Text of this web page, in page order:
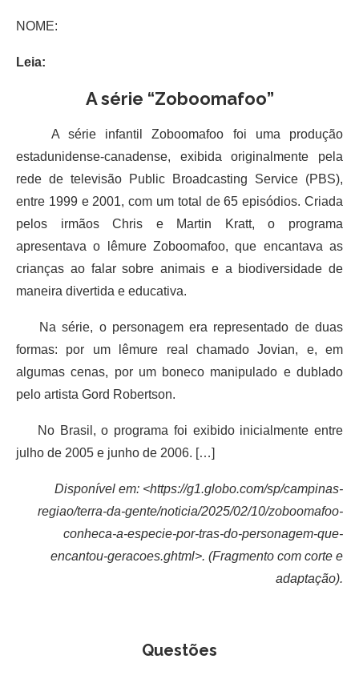
NOME:
Leia:
A série “Zoboomafoo”
A série infantil Zoboomafoo foi uma produção
estadunidense-canadense, exibida originalmente pela
rede de televisão Public Broadcasting Service (PBS),
entre 1999 e 2001, com um total de 65 episódios. Criada
pelos irmãos Chris e Martin Kratt, o programa
apresentava o lêmure Zoboomafoo, que encantava as
crianças ao falar sobre animais e a biodiversidade de
maneira divertida e educativa.
Na série, o personagem era representado de duas
formas: por um lêmure real chamado Jovian, e, em
algumas cenas, por um boneco manipulado e dublado
pelo artista Gord Robertson.
No Brasil, o programa foi exibido inicialmente entre
julho de 2005 e junho de 2006. […]
Disponível em: <https://g1.globo.com/sp/campinas-
regiao/terra-da-gente/noticia/2025/02/10/zoboomafoo-
conheca-a-especie-por-tras-do-personagem-que-
encantou-geracoes.ghtml>. (Fragmento com corte e
adaptação).
Questões